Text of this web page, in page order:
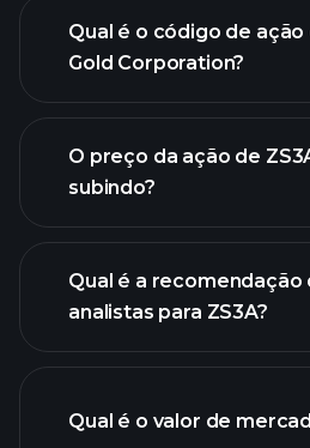
avançado
Qual é o código de
Gold Corporation?
O preço da ação de
subindo?
de ZS3A.
Qual é a recomendação
analistas para ZS3A?
Qual é o valor de